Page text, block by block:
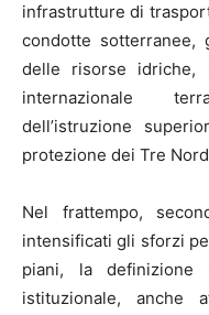
infrastrutture di
condotte sotterranee,
delle risorse idriche,
internazionale
dell’istruzione
protezione dei Tre
Nel frattempo,
intensificati gli sforzi
piani, la definizione
istituzionale, anche